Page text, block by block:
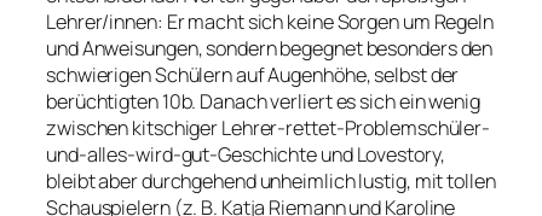
Lehrer/innen: Er macht sich keine Sorgen um Regeln
und Anweisungen, sondern begegnet besonders den
schwierigen Schülern auf Augenhöhe, selbst der
berüchtigten 10b. Danach verliert es sich ein wenig
zwischen kitschiger Lehrer-rettet-Problemschüler-
und-alles-wird-gut-Geschichte und Lovestory,
bleibt aber durchgehend unheimlich lustig, mit tollen
Schauspielern (z. B. Katja Riemann und Karoline